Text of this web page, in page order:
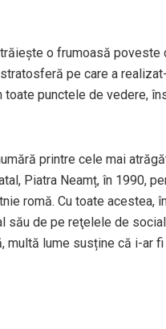
o frumoasă
pe care a
punctele de vedere,
printre cele mai
Piatra Neamț, în 1990,
romă. Cu toate acestea,
său de pe reţelele de
multă lume susține că i-ar